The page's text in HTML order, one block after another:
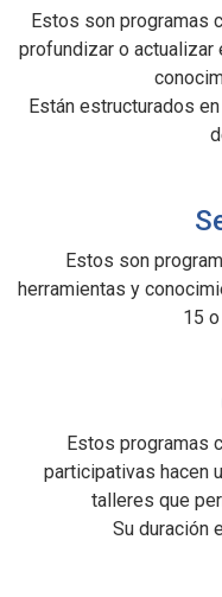
Estos son programas
profundizar o actualizar
Están estructurados
Estos son
herramientas y
15
Estos programas
participativas hacen
talleres que
Su duración